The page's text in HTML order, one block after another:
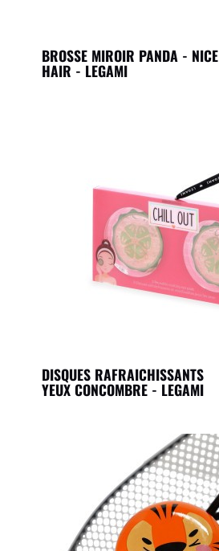
BROSSE MIROIR PANDA - NICE
HAIR - LEGAMI
DISQUES RAFRAICHISSANTS
YEUX CONCOMBRE - LEGAMI